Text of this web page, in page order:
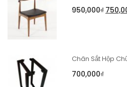
950,000₫
Chân Sắt Hộp
700,000₫